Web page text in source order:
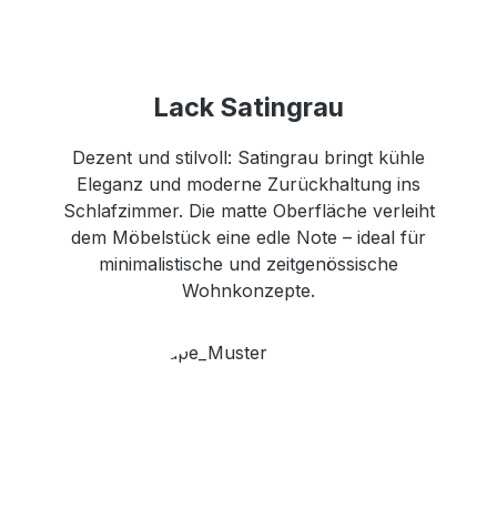
Lack Satingrau
Dezent und stilvoll: Satingrau bringt kühle
Eleganz und moderne Zurückhaltung ins
Schlafzimmer. Die matte Oberfläche verleiht
dem Möbelstück eine edle Note – ideal für
minimalistische und zeitgenössische
Wohnkonzepte.